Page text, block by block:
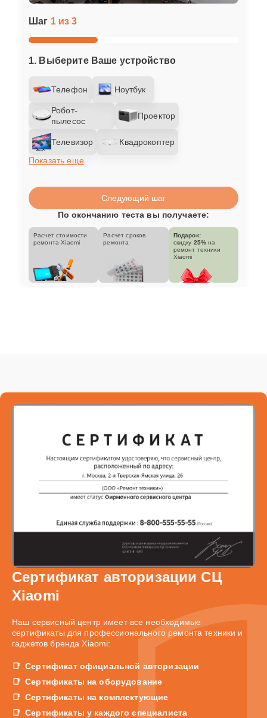
Шаг 1 из 3
1. Выберите Ваше устройство
Телефон Ноутбук
Робот-
пылесос
Проектор
Телевизор
Квадрокоптер
Показать еще
Следующий шаг
По окончанию теста вы получаете:
Расчет стоимости
ремонта Xiaomi
Расчет сроков
ремонта
Подарок:
скидку 25% на
ремонт техники
Xiaomi
Сертификат авторизации СЦ
Xiaomi
Наш сервисный центр имеет все необходимые
сертификаты для профессионального ремонта техники и
гаджетов бренда Xiaomi:
Сертификат официальной авторизации
Сертификаты на оборудование
Сертификаты на комплектующие
Сертификаты у каждого специалиста